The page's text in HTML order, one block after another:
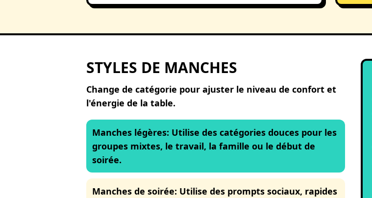
STYLES DE MANCHES
Change de catégorie pour ajuster le niveau de confort et
l'énergie de la table.
Manches légères: Utilise des catégories douces pour les
groupes mixtes, le travail, la famille ou le début de
soirée.
Manches de soirée: Utilise des prompts sociaux, rapides